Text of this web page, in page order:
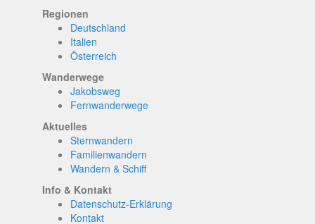
Regionen
Deutschland
Italien
Österreich
Wanderwege
Jakobsweg
Fernwanderwege
Aktuelles
Sternwandern
Familienwandern
Wandern & Schiff
Info & Kontakt
Datenschutz-Erklärung
Kontakt